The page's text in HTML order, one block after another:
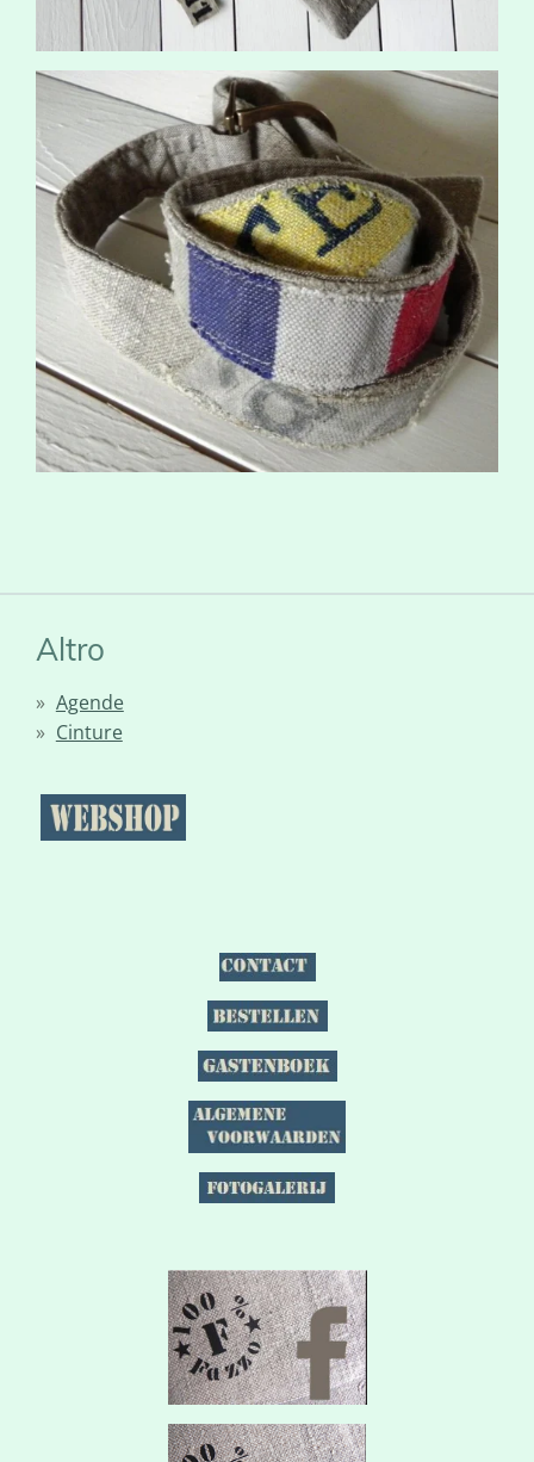
Altro
Agende
Cinture